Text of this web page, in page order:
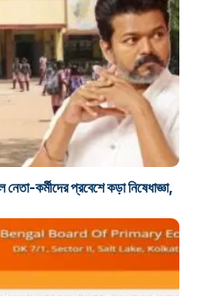
কর্মীদের প্রবেশে কড়া নিষেধাজ্ঞা,